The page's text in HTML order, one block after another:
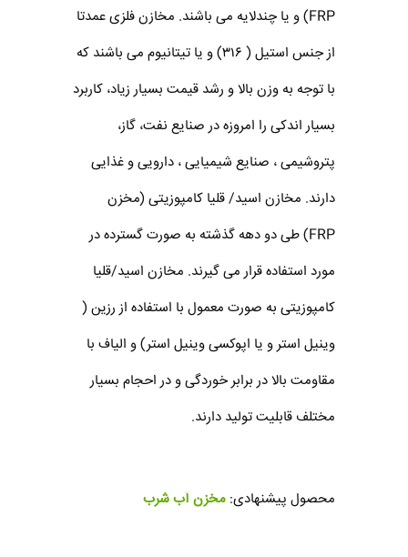
FRP) و یا چندلایه می باشند. مخازن فلزی عمدتا
از جنس استیل ( ۳۱۶) و یا تیتانیوم می باشند که
با توجه به وزن بالا و رشد قیمت بسیار زیاد، کاربرد
بسیار اندکی را امروزه در صنایع نفت، گاز،
پتروشیمی ، صنایع شیمیایی ، دارویی و غذایی
دارند. مخازن اسید/ قلیا کامپوزیتی (مخزن
FRP) طی دو دهه گذشته به صورت گسترده در
مورد استفاده قرار می گیرند. مخازن اسید/قلیا
کامپوزیتی به صورت معمول با استفاده از رزین (
وینیل استر و یا اپوکسی وینیل استر) و الیاف با
مقاومت بالا در برابر خوردگی و در احجام بسیار
مختلف قابلیت تولید دارند.
محصول پیشنهادی: مخزن آب شرب